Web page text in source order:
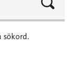
sökord.